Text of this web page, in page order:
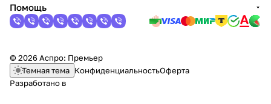
Помощь
© 2026 Аспро: Премьер
Темная тема КонфиденциальностьОферта
Разработано в